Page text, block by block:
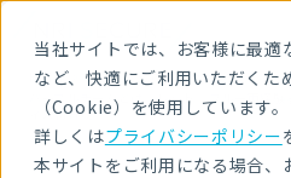
当社サイトでは、お客様に最適
など、快適にご利用いただくた
（Cookie）を使用しています。
詳しくはプライバシーポリシー
本サイトをご利用になる場合、
HOME
NRIセキュア ブログ
パープルチームとは｜レッド／ブルー両経
ィ人材育成